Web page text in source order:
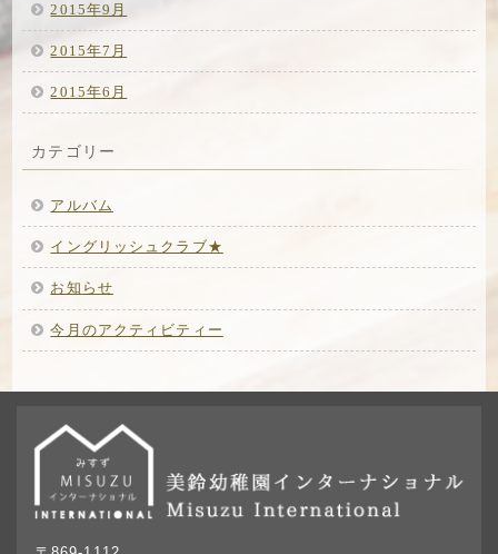
2015年9月
2015年7月
2015年6月
カテゴリー
アルバム
イングリッシュクラブ★
お知らせ
今月のアクティビティー